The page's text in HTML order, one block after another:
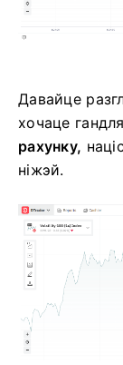
Давайце
хочаце
рахунку,
ніжэй.